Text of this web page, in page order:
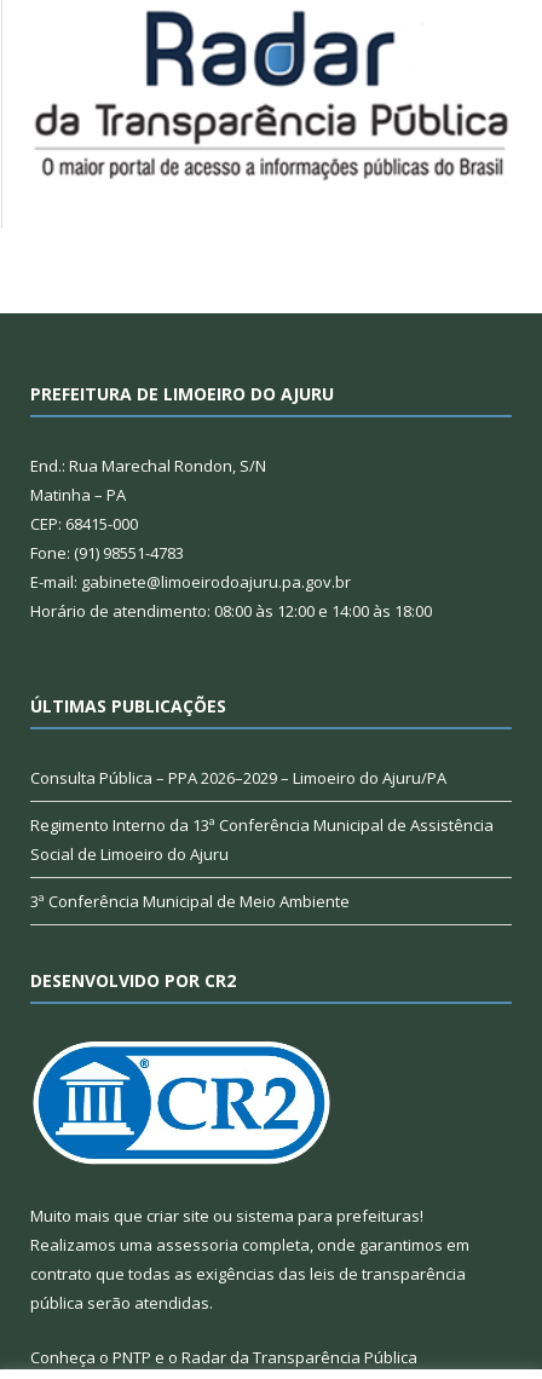
PREFEITURA DE LIMOEIRO DO AJURU
End.: Rua Marechal Rondon, S/N
Matinha – PA
CEP: 68415-000
Fone: (91) 98551-4783
E-mail: gabinete@limoeirodoajuru.pa.gov.br
Horário de atendimento: 08:00 às 12:00 e 14:00 às 18:00
ÚLTIMAS PUBLICAÇÕES
Consulta Pública – PPA 2026–2029 – Limoeiro do Ajuru/PA
Regimento Interno da 13ª Conferência Municipal de Assistência
Social de Limoeiro do Ajuru
3ª Conferência Municipal de Meio Ambiente
DESENVOLVIDO POR CR2
Muito mais que criar site ou sistema para prefeituras!
Realizamos uma assessoria completa, onde garantimos em
contrato que todas as exigências das leis de transparência
pública serão atendidas.
Conheça o PNTP e o Radar da Transparência Pública